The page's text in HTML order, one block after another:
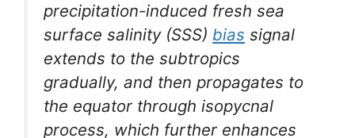
precipitation-induced fresh sea
surface salinity (SSS) bias signal
extends to the subtropics
gradually, and then propagates to
the equator through isopycnal
process, which further enhances